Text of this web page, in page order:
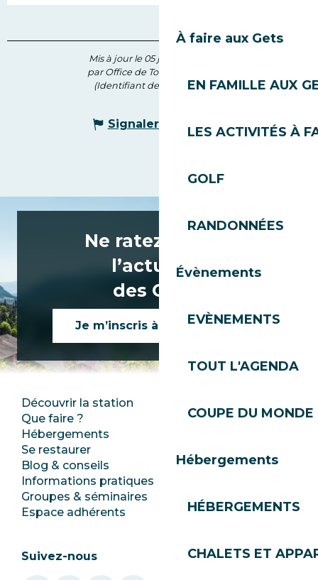
À faire aux Gets
EN FAMILLE AUX
LES ACTIVITÉS À
GOLF
RANDONNÉES
Évènements
EVÈNEMENTS
TOUT L'AGENDA
COUPE DU
Hébergements
HÉBERGEMENTS
CHALETS ET
Mis à jour le 05 juin 2026 à 16:02
par Office de Tourisme des Gets
(Identifiant de l'offre :142632)
Signaler une erreur
Ne ratez rien de
l’actualité
des Gets !
Je m’inscris à la newsletter
Découvrir la station
Que faire ?
Hébergements
Se restaurer
Blog & conseils
Informations pratiques
Groupes & séminaires
Espace adhérents
Club Les Gets
Ecotourisme
SoleGets
Les Gets Tourisme
Suivez-nous